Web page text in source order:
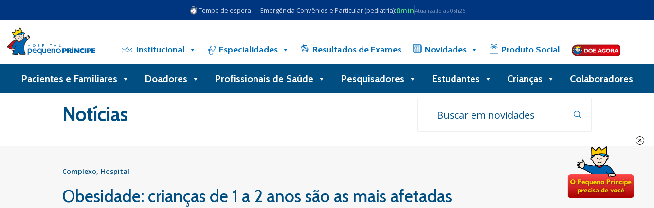
Tempo de espera — Emergência Convênios e Particular (pediatria):0minAtualizado às 06h26
Institucional Especialidades Resultados de Exames Novidades Produto Social
Busca
Pacientes e Familiares Doadores Profissionais de Saúde Pesquisadores Estudantes Crianças Colaboradores
Notícias
Complexo Hospital
Obesidade: crianças de 1 a 2 anos são as mais afetadas